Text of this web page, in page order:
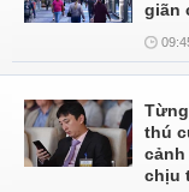
giãn
thú
cảnh
chịu